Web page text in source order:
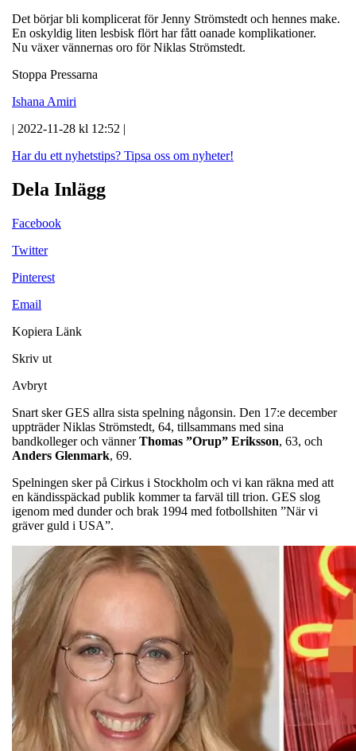
Det börjar bli komplicerat för Jenny Strömstedt och hennes make.
En oskyldig liten lesbisk flört har fått oanade komplikationer.
Nu växer vännernas oro för Niklas Strömstedt.
Stoppa Pressarna
Ishana Amiri
| 2022-11-28 kl 12:52 |
Har du ett nyhetstips? Tipsa oss om nyheter!
Dela Inlägg
Facebook
Twitter
Pinterest
Email
Kopiera Länk
Skriv ut
Avbryt
Snart sker GES allra sista spelning någonsin. Den 17:e december
uppträder Niklas Strömstedt, 64, tillsammans med sina
bandkolleger och vännerThomas ”Orup” Eriksson, 63, och
Anders Glenmark, 69.
Spelningen sker på Cirkus i Stockholm och vi kan räkna med att
en kändisspäckad publik kommer ta farväl till trion. GES slog
igenom med dunder och brak 1994 med fotbollshiten ”När vi
gräver guld i USA”.